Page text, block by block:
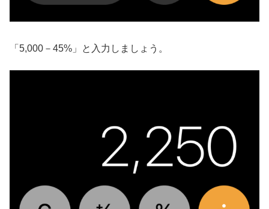
「5,000－45%」と入力しましょう。